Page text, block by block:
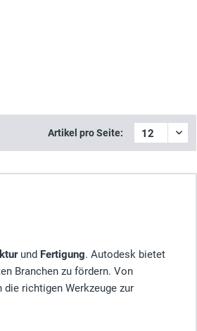
Artikel pro Seite:
und Fertigung. Autodesk bietet
Branchen zu fördern. Von
richtigen Werkzeuge zur